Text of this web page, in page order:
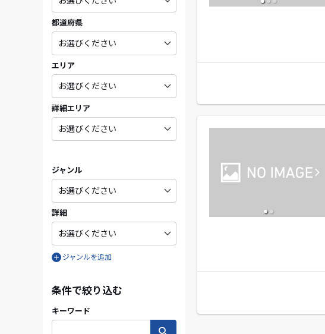
都道府県
エリア
詳細エリア
ジャンル
詳細
ジャンルを追加
条件で絞り込む
キーワード